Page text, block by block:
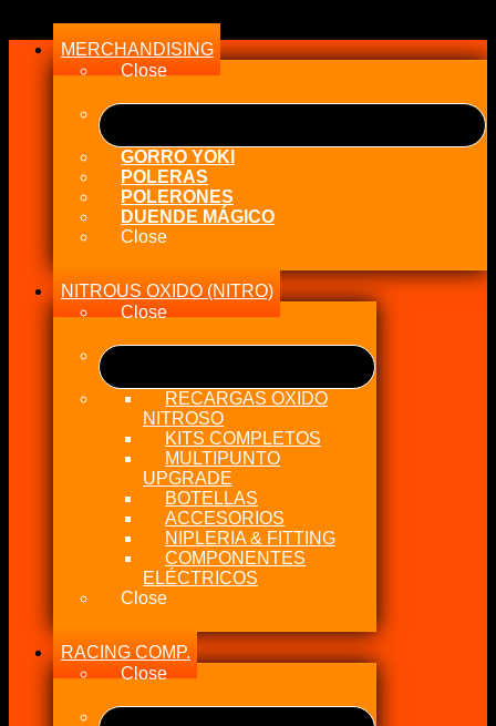
MERCHANDISING
Close
GORRO YOKI
POLERAS
POLERONES
DUENDE MÁGICO
Close
NITROUS OXIDO (NITRO)
Close
RECARGAS OXIDO
NITROSO
KITS COMPLETOS
MULTIPUNTO
UPGRADE
BOTELLAS
ACCESORIOS
NIPLERIA & FITTING
COMPONENTES
ELÉCTRICOS
Close
RACING COMP.
Close